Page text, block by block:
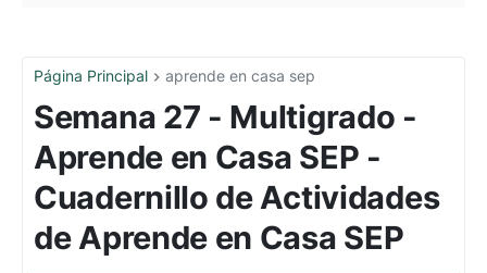
Página Principal aprende en casa sep
Semana 27 - Multigrado -
Aprende en Casa SEP -
Cuadernillo de Actividades
de Aprende en Casa SEP